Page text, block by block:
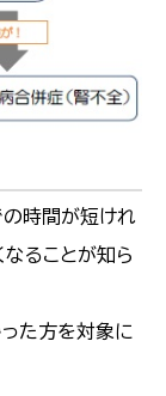
時間が短けれ
ることが知ら
た方を対象に